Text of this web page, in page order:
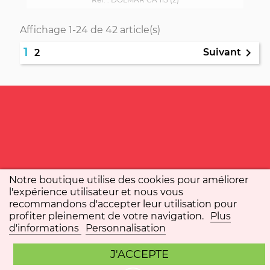
Notre boutique utilise des cookies pour améliorer
l'expérience utilisateur et nous vous
recommandons d'accepter leur utilisation pour
profiter pleinement de votre navigation.
Plus
d'informations
Personnalisation
J'ACCEPTE
Affichage 1-24 de 42 article(s)
1 2 Suivant 